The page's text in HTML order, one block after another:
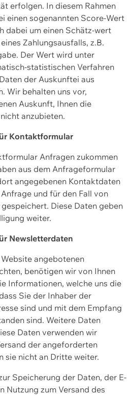
erfolgen. In diesem Rahmen
einen sogenannten Score-Wert
dabei um einen Schätz-wert
Zahlungsausfalls, z.B.
Der Wert wird unter
statistischen Verfahren
der Auskunftei aus
Wir behalten uns vor,
Auskunft, Ihnen die
anzubieten.
Kontaktformular
Anfragen zukommen
aus dem Anfrageformular
angegebenen Kontaktdaten
und für den Fall von
Diese Daten geben
weiter.
Newsletterdaten
angebotenen
benötigen wir von Ihnen
Informationen, welche uns die
Sie der Inhaber der
sind und mit dem Empfang
sind. Weitere Daten
Daten verwenden wir
der angeforderten
sie nicht an Dritte weiter.
Speicherung der Daten, der E-
Nutzung zum Versand des